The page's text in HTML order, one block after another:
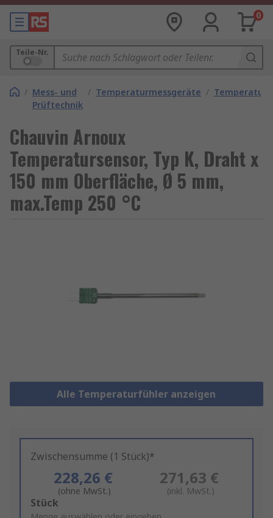
0
Teile-Nr.
/ Mess- und
Prüftechnik
/ Temperaturmessgeräte /
Chauvin Arnoux
Temperatursensor, Typ K, Draht x
150 mm Oberfläche, Ø 5 mm,
max.Temp 250 °C
Alle Temperaturfühler anzeigen
Zwischensumme (1 Stück)*
228,26 €
(ohne MwSt.)
271,63 €
(inkl. MwSt.)
Add
Stück